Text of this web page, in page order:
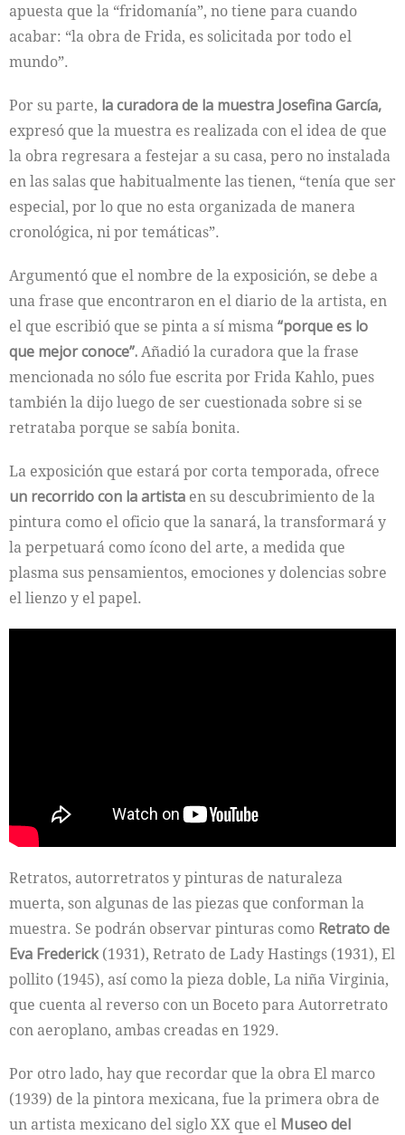
apuesta que la “fridomanía”, no tiene para cuando
acabar: “la obra de Frida, es solicitada por todo el
mundo”.
Por su parte, la curadora de la muestra Josefina García,
expresó que la muestra es realizada con el idea de que
la obra regresara a festejar a su casa, pero no instalada
en las salas que habitualmente las tienen, “tenía que ser
especial, por lo que no esta organizada de manera
cronológica, ni por temáticas”.
Argumentó que el nombre de la exposición, se debe a
una frase que encontraron en el diario de la artista, en
el que escribió que se pinta a sí misma“porque es lo
que mejor conoce”.Añadió la curadora que la frase
mencionada no sólo fue escrita por Frida Kahlo, pues
también la dijo luego de ser cuestionada sobre si se
retrataba porque se sabía bonita.
La exposición que estará por corta temporada, ofrece
un recorrido con la artista en su descubrimiento de la
pintura como el oficio que la sanará, la transformará y
la perpetuará como ícono del arte, a medida que
plasma sus pensamientos, emociones y dolencias sobre
el lienzo y el papel.
Retratos, autorretratos y pinturas de naturaleza
muerta, son algunas de las piezas que conforman la
muestra. Se podrán observar pinturas como Retrato de
Eva Frederick(1931), Retrato de Lady Hastings (1931), El
pollito (1945), así como la pieza doble, La niña Virginia,
que cuenta al reverso con un Boceto para Autorretrato
con aeroplano, ambas creadas en 1929.
Por otro lado, hay que recordar que la obra El marco
(1939) de la pintora mexicana, fue la primera obra de
un artista mexicano del siglo XX que el Museo del